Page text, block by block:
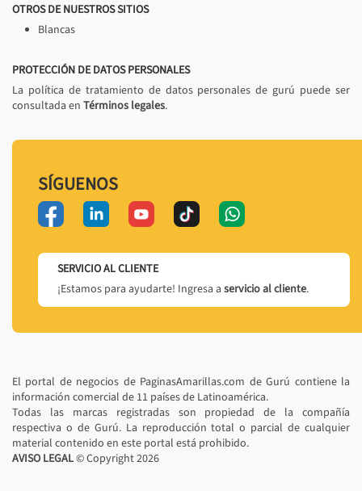
OTROS DE NUESTROS SITIOS
Blancas
PROTECCIÓN DE DATOS PERSONALES
La política de tratamiento de datos personales de gurú puede ser
consultada en Términos legales.
SÍGUENOS
SERVICIO AL CLIENTE
¡Estamos para ayudarte! Ingresa a servicio al cliente.
El portal de negocios de PaginasAmarillas.com de Gurú contiene la
información comercial de 11 países de Latinoamérica.
Todas las marcas registradas son propiedad de la compañía
respectiva o de Gurú. La reproducción total o parcial de cualquier
material contenido en este portal está prohibido.
AVISO LEGAL© Copyright2026